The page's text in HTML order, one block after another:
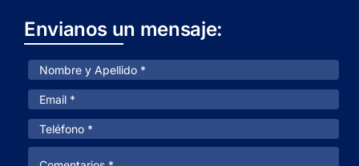
Envianos un mensaje: